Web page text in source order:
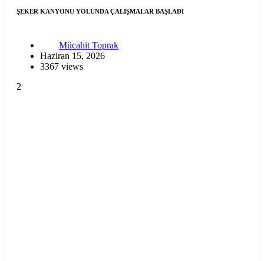
ŞEKER KANYONU YOLUNDA ÇALIŞMALAR BAŞLADI
Mücahit Toprak
Haziran 15, 2026
3367 views
2